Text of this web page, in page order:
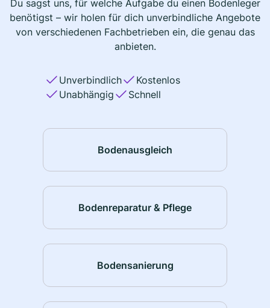
Du sagst uns, für welche Aufgabe du einen Bodenleger
benötigst – wir holen für dich unverbindliche Angebote
von verschiedenen Fachbetrieben ein, die genau das
anbieten.
Unverbindlich
Kostenlos
Unabhängig
Schnell
Bodenausgleich
Bodenreparatur & Pflege
Bodensanierung